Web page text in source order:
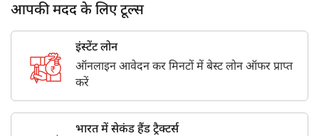
आपकी मदद के लिए टूल्स
इंस्टेंट लोन
ऑनलाइन आवेदन कर मिनटों में बेस्ट लोन ऑफर प्राप्त
करें
भारत में सेकंड हैंड ट्रैक्टर्स